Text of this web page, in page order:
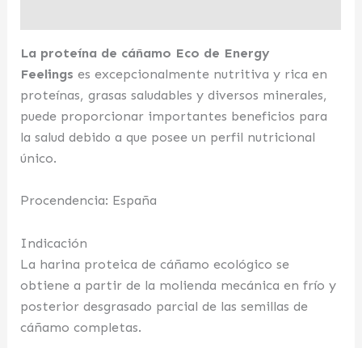
La proteína de cáñamo Eco de Energy
Feelings es excepcionalmente nutritiva y rica en
proteínas, grasas saludables y diversos minerales,
puede proporcionar importantes beneficios para
la salud debido a que posee un perfil nutricional
único.
Procendencia: España
Indicación
La harina proteica de cáñamo ecológico se
obtiene a partir de la molienda mecánica en frío y
posterior desgrasado parcial de las semillas de
cáñamo completas.